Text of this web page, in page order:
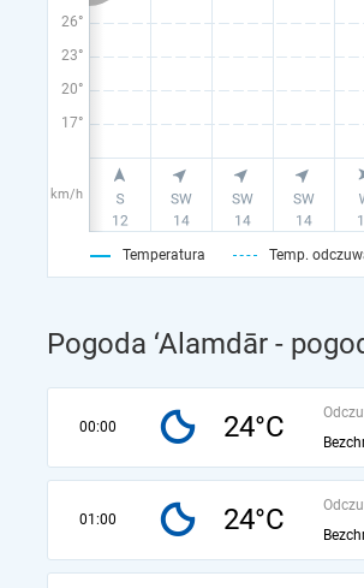
26°
23°
20°
17°
km/h
Temperatura Temp.
Pogoda ‘Alamdār -
00:00 24°C
01:00 24°C